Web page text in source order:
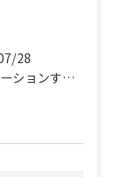
28
ヘアドネーションするお客様✂